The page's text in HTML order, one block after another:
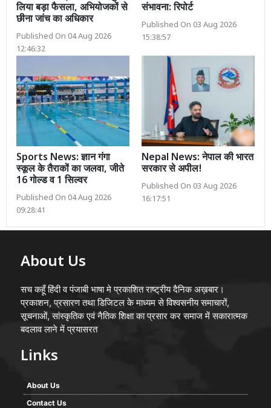
लिया बड़ा फैसला, अभियोजकों से
छीना जांच का अधिकार
Published On 04 Aug 2026
12:46:32
संभावना: रिपोर्ट
Published On 03 Aug 2026
15:38:57
Sports News: ज्ञान गंगा
स्कूल के तैराकों का जलवा, जीते
16 गोल्ड व 1 सिल्वर
Published On 04 Aug 2026
09:28:41
Nepal News: नेपाल की भारत
सरकार से अपील!
Published On 03 Aug 2026
16:17:51
About Us
सच कहूँ हिंदी व पंजाबी भाषा मे प्रकाशित राष्ट्रीय दैनिक अख़बार।
प्रकाशन, प्रसारण तथा डिजिटल के माध्यम से विश्वसनीय समाचारों,
सूचनाओं, सांस्कृतिक एवं नैतिक शिक्षा का प्रसार कर समाज में सकारात्मक
बदलाव लाने में प्रयासरत
Links
About Us
Contact Us